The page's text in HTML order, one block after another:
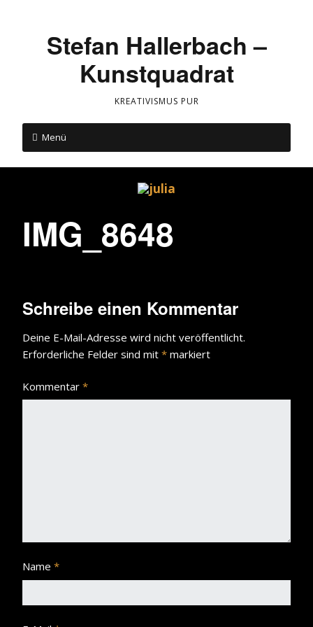
Stefan Hallerbach –
Kunstquadrat
KREATIVISMUS PUR
Menü
IMG_8648
Schreibe einen Kommentar
Deine E-Mail-Adresse wird nicht veröffentlicht.
Erforderliche Felder sind mit * markiert
Kommentar *
Name *